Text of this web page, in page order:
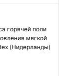
горячей поли
мягкой
(Нидерланды)